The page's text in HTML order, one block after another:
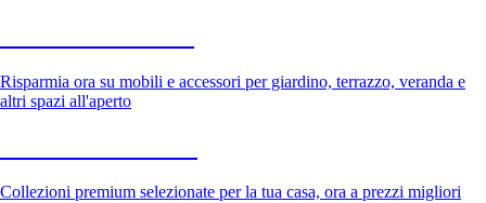
Risparmia ora su mobili e accessori per giardino, terrazzo, veranda e
altri spazi all'aperto
Collezioni premium selezionate per la tua casa, ora a prezzi migliori